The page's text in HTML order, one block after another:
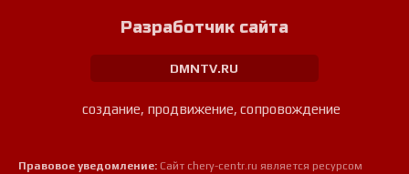
Разработчик сайта
DMNTV.RU
создание, продвижение, сопровождение
Правовое уведомление: Сайт chery-centr.ru является ресурсом